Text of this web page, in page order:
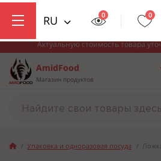
Актуальную стоимость товара
AmidFood
Магазин продуктов
RU 0 0
Упаковка и одноразовая посуда